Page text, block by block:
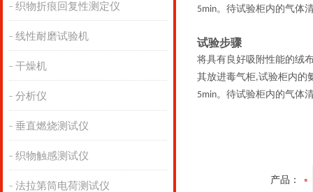
织物折痕回复性测定仪
线性耐磨试验机
干燥机
分析仪
垂直燃烧测试仪
织物触感测试仪
法拉第筒电荷测试仪
5min。待试验柜内的气体
试验步骤
将具有良好吸附性能的绒
其放进毒气柜,试验柜内的
5min。待试验柜内的气体
产品：